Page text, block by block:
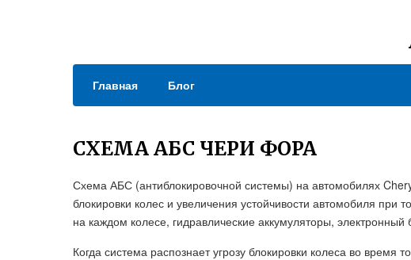
Главная Блог
СХЕМА АБС ЧЕРИ ФОРА
Схема АБС (антиблокировочной системы) на автомобилях
блокировки колес и увеличения устойчивости автомобиля при
на каждом колесе, гидравлические аккумуляторы,
Когда система распознает угрозу блокировки колеса во